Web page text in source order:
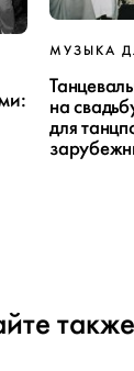
МУЗЫКА
на
для
также